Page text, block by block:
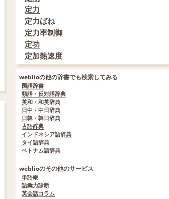
定力
定力ばね
定力率制御
定功
定加熱速度
weblioの他の辞書でも検索してみる
国語辞書
類語・反対語辞典
英和・和英辞典
日中・中日辞典
日韓・韓日辞典
古語辞典
インドネシア語辞典
タイ語辞典
ベトナム語辞典
weblioのその他のサービス
単語帳
語彙力診断
英会話コラム